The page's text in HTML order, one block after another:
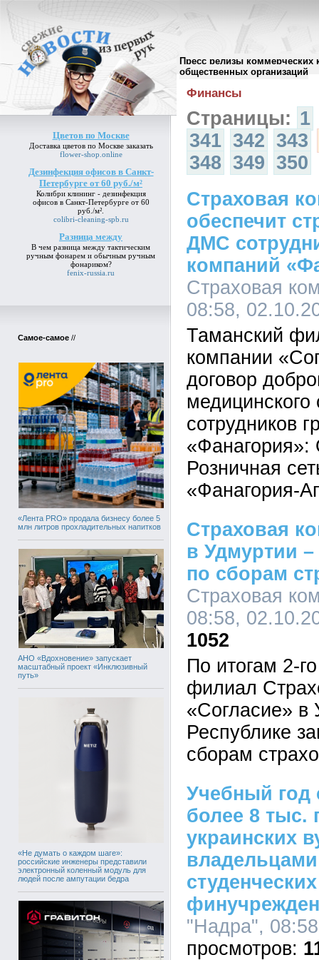
Пресс релизы коммерческих
общественных организаций
Цветов по Москве
Доставка цветов по Москвезаказать
flower-shop.online
Дезинфекция офисов в Санкт-
Петербурге от 60 руб./м²
Колибри клининг - дезинфекция
офисов в Санкт-Петербурге от 60
руб./м²
colibri-cleaning-spb.ru
Разница между
В чем разница между тактическим
ручным фонарем и обычным ручным
фонариком?
fenix-russia.ru
Самое-самое //
«Лента PRO» продала бизнесу более 5
млн литров прохладительных напитков
АНО «Вдохновение» запускает
масштабный проект «Инклюзивный
путь»
«Не думать о каждом шаге»:
российские инженеры представили
электронный коленный модуль для
людей после ампутации бедра
Архив пресс-релизов//
Финансы
Страницы: 1
341 342 343
348 349 350
Страховая
обеспечит
ДМС
компаний
Страховая
08:58,
Таманский
компании
договор
медицинского
сотрудников
Розничная
«Фанагория-
Страховая
в Удмуртии
по сборам
Страховая
08:58,
1052
По итогам 2-
филиал
«Согласие» в
Республике
сборам
Учебный год
более 8 тыс.
украинских
"Надра",